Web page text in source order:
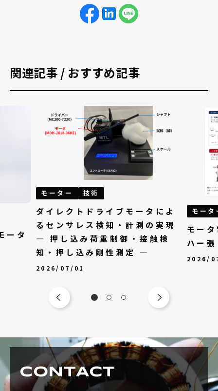
関連記事 / おすすめ記事
ータ
モーター 技術
ダイレクトドライブモータによ
るセンサレス検知・計測の実現
— 押し込み荷重制御・接触検
知・押し込み剛性測定 —
2026/07/01
モータ
モー
ハー
2026/
CONTACT